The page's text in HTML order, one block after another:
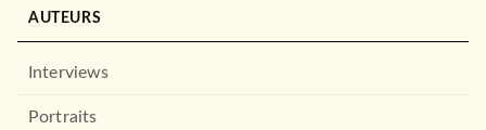
AUTEURS
Interviews
Portraits